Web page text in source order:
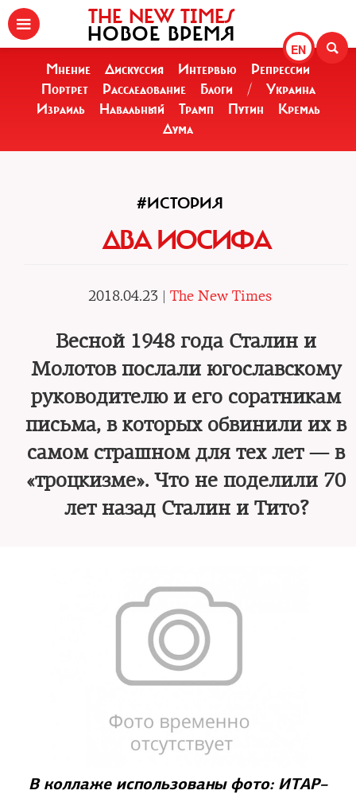
EN
THE NEW TIMES
НОВОЕ ВРЕМЯ
Мнение Дискуссия Интервью
Репрессии
Портрет
Расследование Блоги /
Украина
Израиль
Навальный Трамп Путин
Кремль
Дума
#ИСТОРИЯ
ДВА ИОСИФА
2018.04.23 | The New Times
Весной 1948 года Сталин и
Молотов послали югославскому
руководителю и его соратникам
письма, в которых обвинили их в
самом страшном для тех лет — в
«троцкизме». Что не поделили 70
лет назад Сталин и Тито?
В коллаже использованы фото: ИТАР–